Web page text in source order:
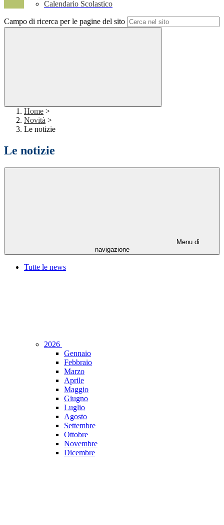
Calendario Scolastico
Campo di ricerca per le pagine del sito
Home >
Novità >
Le notizie
Le notizie
Menu di
navigazione
Tutte le news
2026
Gennaio
Febbraio
Marzo
Aprile
Maggio
Giugno
Luglio
Agosto
Settembre
Ottobre
Novembre
Dicembre